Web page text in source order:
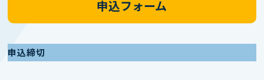
申込フォーム
申込締切